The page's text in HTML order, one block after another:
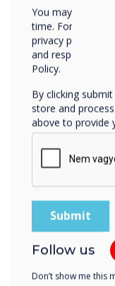
You may
time. For more
privacy practices,
and respecting
Policy.
By clicking
store and
above to provide
Follow us
Don’t show me this